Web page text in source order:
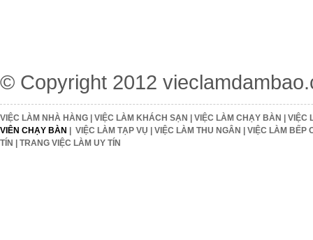
© Copyright 2012
VIỆC LÀM NHÀ HÀNG | VIỆC LÀM KHÁCH SẠN | VIỆC LÀM CHẠY BÀN | VIỆC
VIÊN CHẠY BÀN | VIỆC LÀM TẠP VỤ | VIỆC LÀM THU NGÂN | VIỆC LÀM BẾP
TÍN | TRANG VIỆC LÀM UY TÍN